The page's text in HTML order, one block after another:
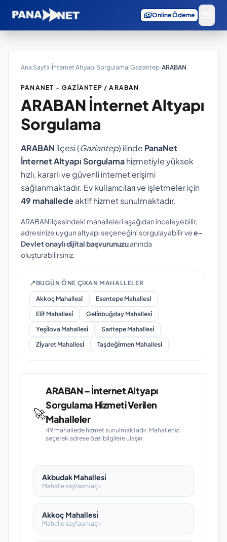
paymentsOnline Ödeme
Ana Sayfa›İnternet Altyapı Sorgulama›Gaziantep›ARABAN
PANANET – GAZIANTEP / ARABAN
ARABAN İnternet Altyapı
Sorgulama
ARABANilçesi (Gaziantep) ilinde PanaNet
İnternet Altyapı Sorgulamahizmetiyle yüksek
hızlı, kararlı ve güvenli internet erişimi
sağlanmaktadır. Ev kullanıcıları ve işletmeler için
49 mahalledeaktif hizmet sunulmaktadır.
ARABAN ilçesindeki mahalleleri aşağıdan inceleyebilir,
adresinize uygun altyapı seçeneğini sorgulayabilir vee-
Devlet onaylı dijital başvurunuzuanında
oluşturabilirsiniz.
📍 BUGÜN ÖNE ÇIKAN MAHALLELER
Akkoç Mahallesi̇
Esentepe Mahallesi̇
Eli̇f Mahallesi̇
Geli̇nbuğday Mahallesi̇
Yeşi̇lova Mahallesi̇
Saritepe Mahallesi̇
Zi̇yaret Mahallesi̇
Taşdeği̇rmen Mahallesi̇
🚀
ARABAN – İnternet Altyapı
Sorgulama Hizmeti Verilen
Mahalleler
49 mahallede hizmet sunulmaktadır. Mahallenizi
seçerek adrese özel bilgilere ulaşın.
Akbudak Mahallesi̇
Mahalle sayfasını aç ›
Akkoç Mahallesi̇
Mahalle sayfasını aç ›